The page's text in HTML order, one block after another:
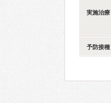
実施治療
予防接種